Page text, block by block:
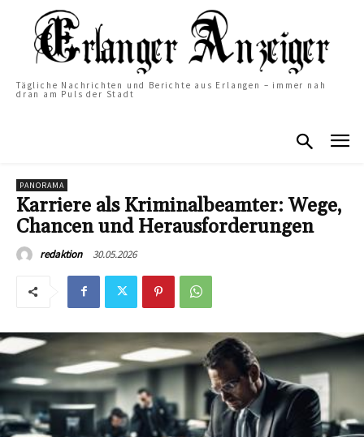
Tägliche Nachrichten und Berichte aus Erlangen – immer nah
dran am Puls der Stadt
PANORAMA
Karriere als Kriminalbeamter: Wege,
Chancen und Herausforderungen
redaktion 30.05.2026